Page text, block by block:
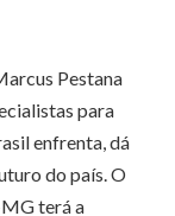
Pestana
para
enfrenta, dá
do país. O
terá a